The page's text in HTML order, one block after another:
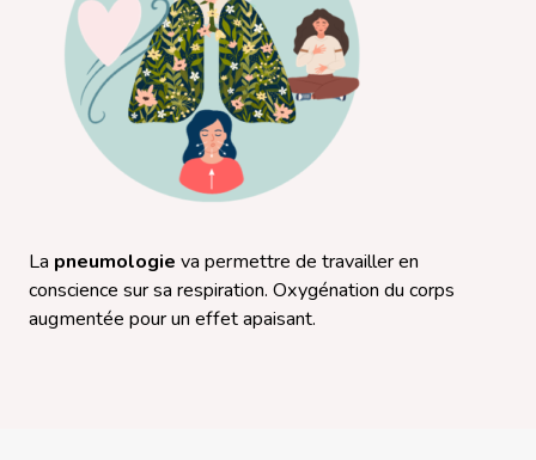
La pneumologie va permettre de travailler en
conscience sur sa respiration. Oxygénation du corps
augmentée pour un effet apaisant.